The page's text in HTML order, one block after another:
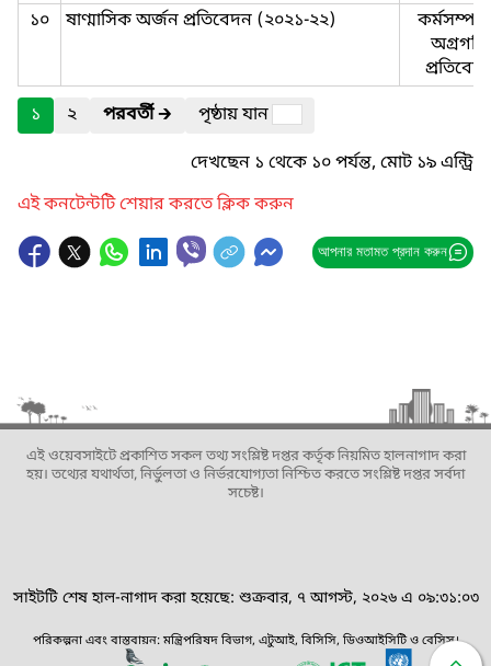
১০
ষাণ্মাসিক অর্জন প্রতিবেদন (২০২১-২২)
অগ্রগতি
১
২ পরবর্তী🡲
পৃষ্ঠায় যান
দেখছেন ১ থেকে ১০ পর্যন্ত, মোট ১৯ এন্ট্রি
এই কনটেন্টটি শেয়ার করতে ক্লিক করুন
আপনার মতামত প্রদান করুন
এই ওয়েবসাইটে প্রকাশিত সকল তথ্য সংশ্লিষ্ট দপ্তর কর্তৃক নিয়মিত হালনাগাদ করা
হয়। তথ্যের যথার্থতা, নির্ভুলতা ও নির্ভরযোগ্যতা নিশ্চিত করতে সংশ্লিষ্ট দপ্তর সর্বদা
সচেষ্ট।
সাইটটি শেষ হাল-নাগাদ করা হয়েছে: শুক্রবার, ৭ আগস্ট, ২০২৬ এ ০৯:৩১:০৩
পরিকল্পনা এবং বাস্তবায়ন: মন্ত্রিপরিষদ বিভাগ, এটুআই, বিসিসি, ডিওআইসিটি ও বেসিস।